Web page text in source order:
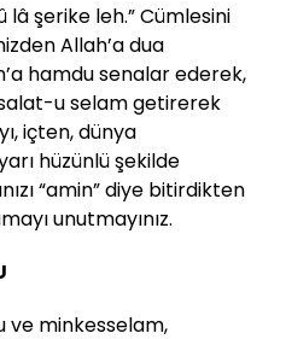
lâ şerike leh.” Cümlesini
Allah’a dua
hamdu senalar ederek,
u selam getirerek
içten, dünya
hüzünlü şekilde
“amin” diye bitirdikten
unutmayınız.
ve minkesselam,